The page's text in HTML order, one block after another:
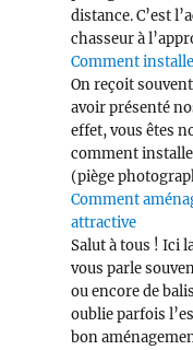
distance. C’est
chasseur à
Comment
On reçoit
avoir présenté
effet, vous êtes
comment
(piège
Comment
attractive
Salut à tous ! Ici
vous parle
ou encore de
oublie parfois
bon